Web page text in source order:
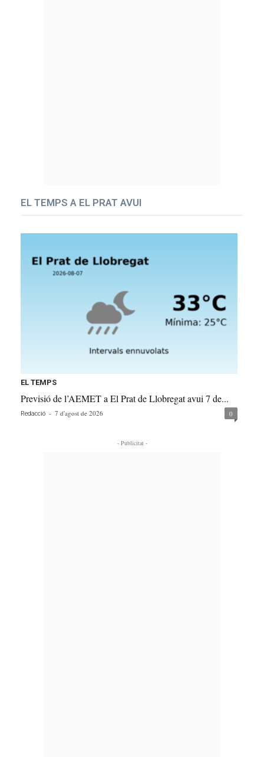
EL TEMPS A EL PRAT AVUI
EL TEMPS
Previsió de l’AEMET a El Prat de Llobregat avui 7 de...
Redacció - 7 d'agost de 2026 0
- Publicitat -